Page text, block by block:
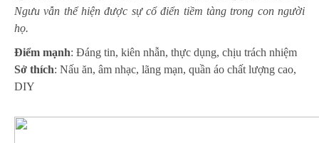
Ngưu vẫn thể hiện được sự cổ điển tiềm tàng trong con người
họ.
Điểm mạnh: Đáng tin, kiên nhẫn, thực dụng, chịu trách nhiệm
Sở thích: Nấu ăn, âm nhạc, lãng mạn, quần áo chất lượng cao,
DIY